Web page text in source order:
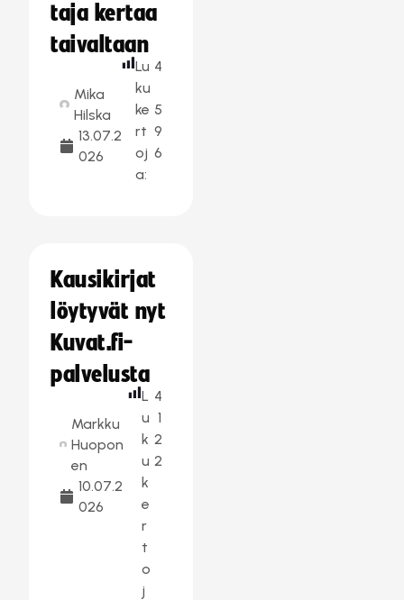
taja kertaa
taivaltaan
Mika
Hilska
13.07.2
026
Lu
ku
ke
rt
oj
a:
4
5
9
6
Kausikirjat
löytyvät nyt
Kuvat.fi-
palvelusta
Markku
Huopon
en
10.07.2
026
L
u
k
u
k
e
r
t
o
j
4
1
2
2